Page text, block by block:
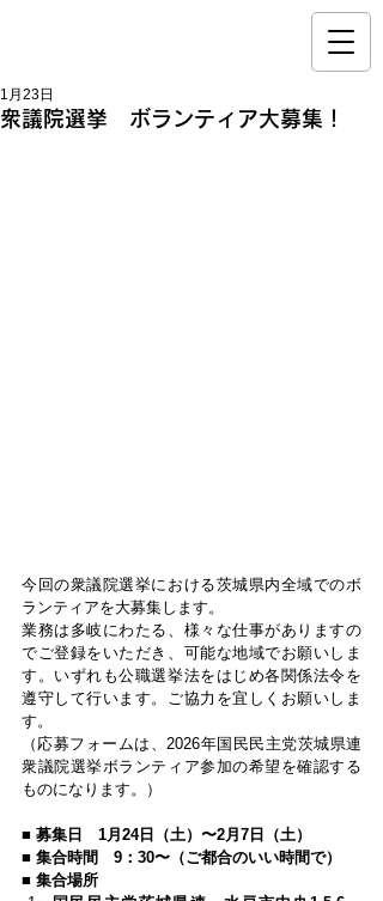
衆議院選挙 ボランティア大募集！
1月23日
今回の衆議院選挙における茨城県内全域でのボ
ランティアを大募集します。
業務は多岐にわたる、様々な仕事がありますの
でご登録をいただき、可能な地域でお願いしま
す。いずれも公職選挙法をはじめ各関係法令を
遵守して行います。ご協力を宜しくお願いしま
す。
（応募フォームは、2026年国民民主党茨城県連
衆議院選挙ボランティア参加の希望を確認する
ものになります。）
■ 募集日　1月24日（土）〜2月7日（土）
■ 集合時間　9：30〜（ご都合のいい時間で）
■ 集合場所